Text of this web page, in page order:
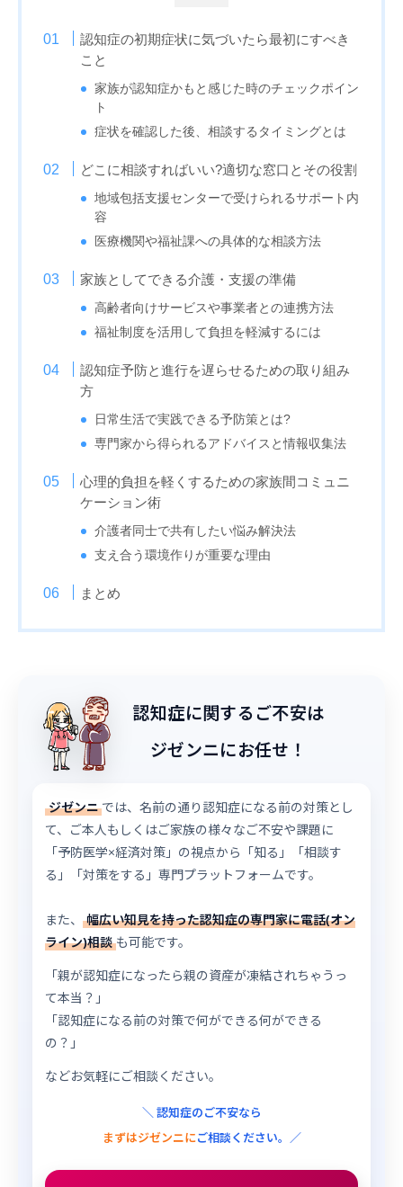
認知症の初期症状に気づいたら最初にすべき
こと
家族が認知症かもと感じた時のチェックポイン
ト
症状を確認した後、相談するタイミングとは
どこに相談すればいい?適切な窓口とその役割
地域包括支援センターで受けられるサポート内
容
医療機関や福祉課への具体的な相談方法
家族としてできる介護・支援の準備
高齢者向けサービスや事業者との連携方法
福祉制度を活用して負担を軽減するには
認知症予防と進行を遅らせるための取り組み
方
日常生活で実践できる予防策とは?
専門家から得られるアドバイスと情報収集法
心理的負担を軽くするための家族間コミュニ
ケーション術
介護者同士で共有したい悩み解決法
支え合う環境作りが重要な理由
まとめ
認知症に関するご不安は
ジゼンニにお任せ！
ジゼンニ では、名前の通り認知症になる前の対策とし
て、ご本人もしくはご家族の様々なご不安や課題に
「予防医学×経済対策」の視点から「知る」「相談す
る」「対策をする」専門プラットフォームです。
また、
幅広い知見を持った認知症の専門家に電話(オン
ライン)相談も可能です。
「親が認知症になったら親の資産が凍結されちゃうっ
て本当？」
「認知症になる前の対策で何ができる何ができる
の？」
などお気軽にご相談ください。
＼ 認知症のご不安なら
まずはジゼンニにご相談ください。／